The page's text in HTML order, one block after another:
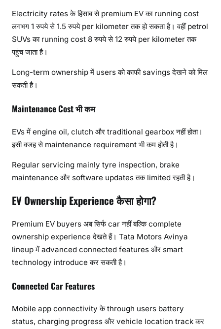
Electricity rates के हिसाब से premium EV का running cost
लगभग 1 रुपये से 1.5 रुपये per kilometer तक हो सकता है। वहीं petrol
SUVs का running cost 8 रुपये से 12 रुपये per kilometer तक
पहुंच जाता है।
Long-term ownership में users को काफी savings देखने को मिल
सकती है।
Maintenance Cost भी कम
EVs में engine oil, clutch और traditional gearbox नहीं होता।
इसी वजह से maintenance requirement भी कम होती है।
Regular servicing mainly tyre inspection, brake
maintenance और software updates तक limited रहती है।
EV Ownership Experience कैसा होगा?
Premium EV buyers अब सिर्फ car नहीं बल्कि complete
ownership experience देखते हैं। Tata Motors Avinya
lineup में advanced connected features और smart
technology introduce कर सकती है।
Connected Car Features
Mobile app connectivity के through users battery
status, charging progress और vehicle location track कर